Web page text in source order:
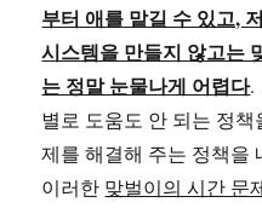
부터 애를 맡길 수 있고,
시스템을 만들지 않고는
는 정말 눈물나게 어렵다.
별로 도움도 안 되는 정
제를 해결해 주는 정책
이러한 맞벌이의 시간 문